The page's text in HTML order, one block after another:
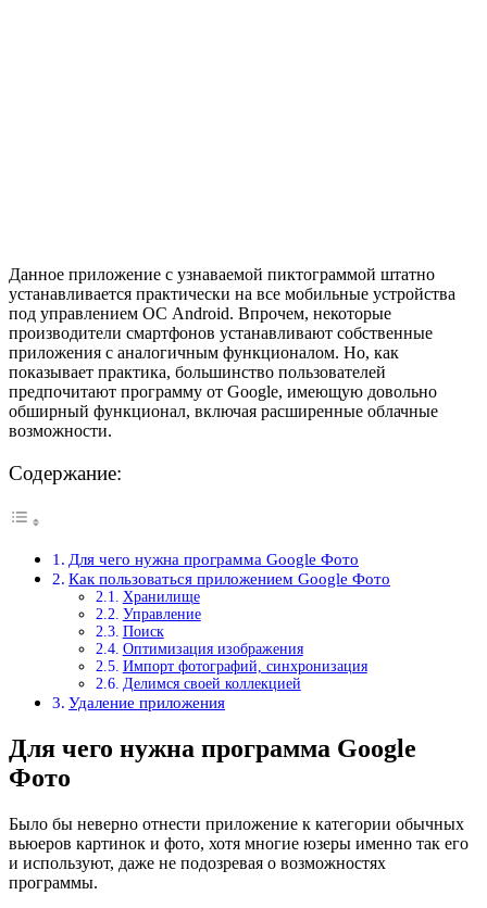
Данное приложение с узнаваемой пиктограммой штатно
устанавливается практически на все мобильные устройства
под управлением ОС Android. Впрочем, некоторые
производители смартфонов устанавливают собственные
приложения с аналогичным функционалом. Но, как
показывает практика, большинство пользователей
предпочитают программу от Google, имеющую довольно
обширный функционал, включая расширенные облачные
возможности.
Содержание:
Для чего нужна программа Google Фото
Как пользоваться приложением Google Фото
Хранилище
Управление
Поиск
Оптимизация изображения
Импорт фотографий, синхронизация
Делимся своей коллекцией
Удаление приложения
Для чего нужна программа Google
Фото
Было бы неверно отнести приложение к категории обычных
вьюеров картинок и фото, хотя многие юзеры именно так его
и используют, даже не подозревая о возможностях
программы.